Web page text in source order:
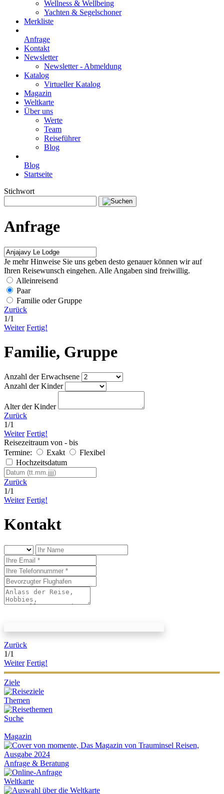
Wellness & Wellbeing
Yachten & Segelschoner
Merkliste
Anfrage
Kontakt
Newsletter
Newsletter - Abmeldung
Katalog
Virtueller Katalog
Magazin
Weltkarte
Über uns
Werte
Team
Reiseführer
Blog
Blog
Startseite
Stichwort
Anfrage
Je mehr Hinweise Sie uns geben desto genauer können wir auf
Ihren Reisewunsch eingehen. Alle Angaben sind freiwillig.
Alleinreisend
Paar
Familie oder Gruppe
Zurück
1/1
Weiter Fertig!
Familie, Gruppe
Anzahl der Erwachsene
Anzahl der Kinder
Alter der Kinder
Zurück
1/1
Weiter Fertig!
Reisezeitraum von - bis
Termine:
Exakt
Flexibel
Hochzeitsdatum
Zurück
1/1
Weiter Fertig!
Kontakt
Zurück
1/1
Weiter Fertig!
Ziele
Themen
Suche
Magazin
Anfrage & Beratung
Weltkarte